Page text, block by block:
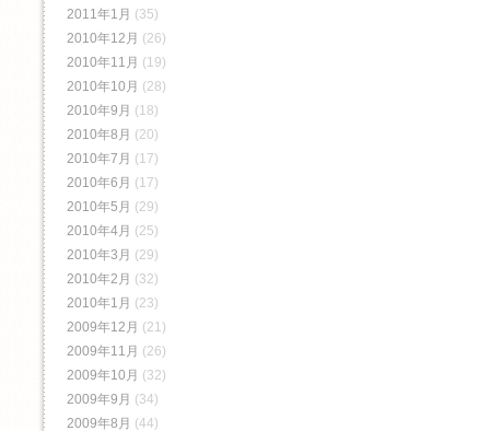
2011年1月 (35)
2010年12月 (26)
2010年11月 (19)
2010年10月 (28)
2010年9月 (18)
2010年8月 (20)
2010年7月 (17)
2010年6月 (17)
2010年5月 (29)
2010年4月 (25)
2010年3月 (29)
2010年2月 (32)
2010年1月 (23)
2009年12月 (21)
2009年11月 (26)
2009年10月 (32)
2009年9月 (34)
2009年8月 (44)